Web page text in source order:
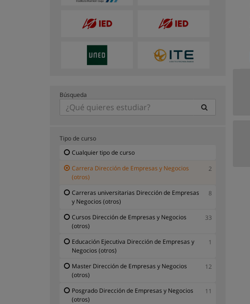
Búsqueda
Tipo de curso
Cualquier tipo de curso
Carrera Dirección de Empresas y Negocios
(otros)
2
Carreras universitarias Dirección de Empresas
y Negocios (otros)
8
Cursos Dirección de Empresas y Negocios
(otros)
33
Educación Ejecutiva Dirección de Empresas y
Negocios (otros)
1
Master Dirección de Empresas y Negocios
(otros)
12
Posgrado Dirección de Empresas y Negocios
(otros)
11